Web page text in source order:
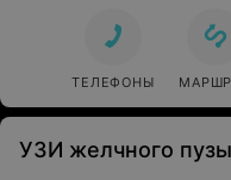
ТЕЛЕФОНЫ
УЗИ желчного